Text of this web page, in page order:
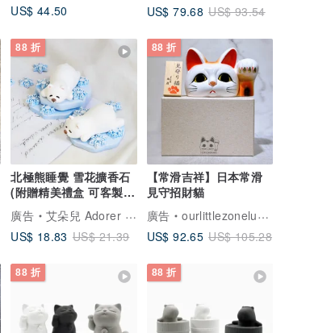
US$ 44.50
US$ 79.68 US$ 93.54
88 折
北極熊睡覺 雪花擴香石
(附贈精美禮盒 可客製
化)
廣告
艾朵兒 Adorer Design
US$ 18.83 US$ 21.39
88 折
【常滑吉祥】日本常滑
見守招財貓
廣告
ourlittlezoneluckycat
US$ 92.65 US$ 105.28
88 折 88 折